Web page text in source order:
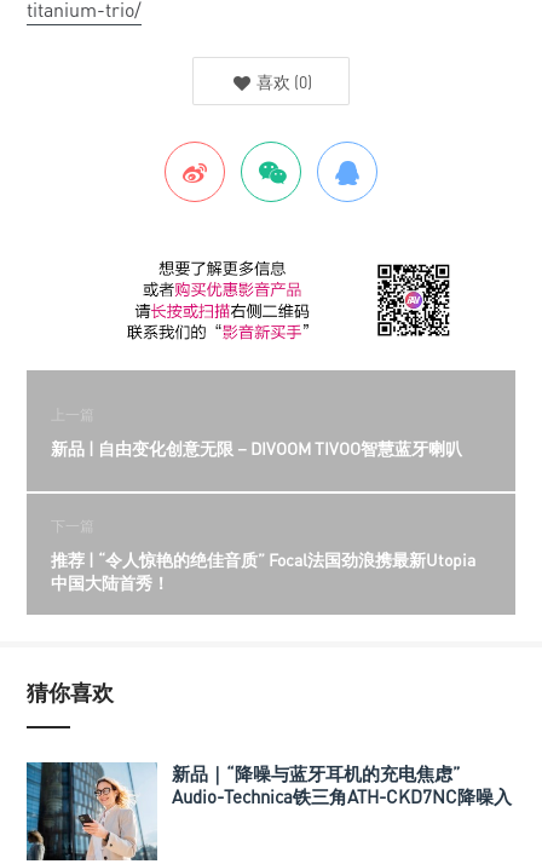
titanium-trio/
喜欢 (0)
上一篇
新品 | 自由变化创意无限－DIVOOM TIVOO智慧蓝牙喇叭
下一篇
推荐 | “令人惊艳的绝佳音质” Focal法国劲浪携最新Utopia
中国大陆首秀！
猜你喜欢
新品｜“降噪与蓝牙耳机的充电焦虑”
Audio-Technica铁三角ATH-CKD7NC降噪入